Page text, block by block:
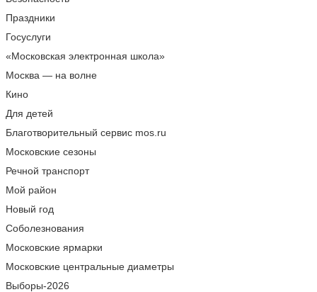
Праздники
Госуслуги
«Московская электронная школа»
Москва — на волне
Кино
Для детей
Благотворительный сервис mos.ru
Московские сезоны
Речной транспорт
Мой район
Новый год
Соболезнования
Московские ярмарки
Московские центральные диаметры
Выборы-2026